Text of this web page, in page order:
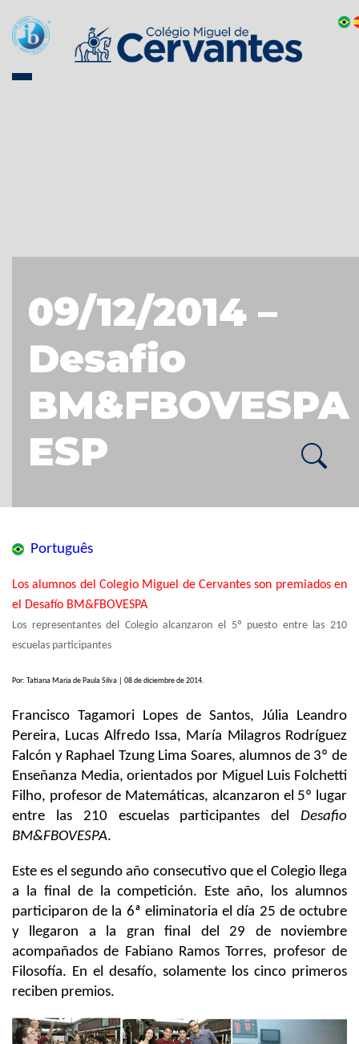
09/12/2014 –
Desafio
BM&FBOVESPA
ESP
Português
Los alumnos del Colegio Miguel de Cervantes son premiados en
el Desafío BM&FBOVESPA
Los representantes del Colegio alcanzaron el 5º puesto entre las 210
escuelas participantes
Por: Tatiana Maria de Paula Silva | 08 de diciembre de 2014.
Francisco Tagamori Lopes de Santos, Júlia Leandro
Pereira, Lucas Alfredo Issa, María Milagros Rodríguez
Falcón y Raphael Tzung Lima Soares, alumnos de 3º de
Enseñanza Media, orientados por Miguel Luis Folchetti
Filho, profesor de Matemáticas, alcanzaron el 5º lugar
entre las 210 escuelas participantes del Desafio
BM&FBOVESPA.
Este es el segundo año consecutivo que el Colegio llega
a la final de la competición. Este año, los alumnos
participaron de la 6ª eliminatoria el día 25 de octubre
y llegaron a la gran final del 29 de noviembre
acompañados de Fabiano Ramos Torres, profesor de
Filosofía. En el desafío, solamente los cinco primeros
reciben premios.